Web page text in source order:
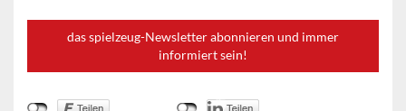
das spielzeug-Newsletter abonnieren und immer
informiert sein!